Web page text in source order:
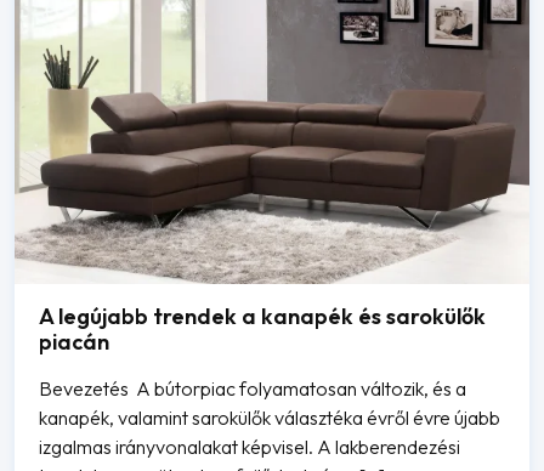
A legújabb trendek a kanapék és sarokülők
piacán
Bevezetés A bútorpiac folyamatosan változik, és a
kanapék, valamint sarokülők választéka évről évre újabb
izgalmas irányvonalakat képvisel. A lakberendezési